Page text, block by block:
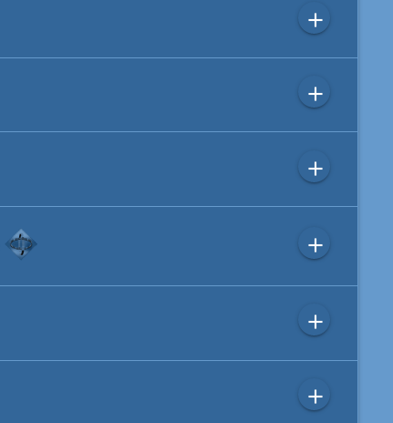
add
add
add
add
add
add